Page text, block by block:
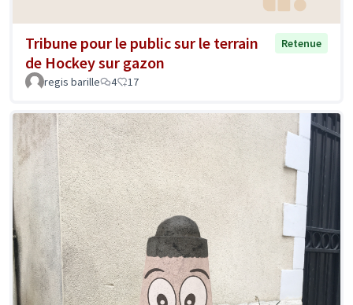
Tribune pour le public sur le terrain
de Hockey sur gazon
Retenue
regis barille 4 17